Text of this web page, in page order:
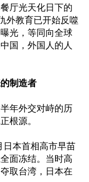
厅光天化日下的
外教育已开始反噬
光，等同向全球
国，外国人的人
制造者
年外交对峙的历
根源。
日本首相高市早苗
面冻结。当时高
取台湾，日本在